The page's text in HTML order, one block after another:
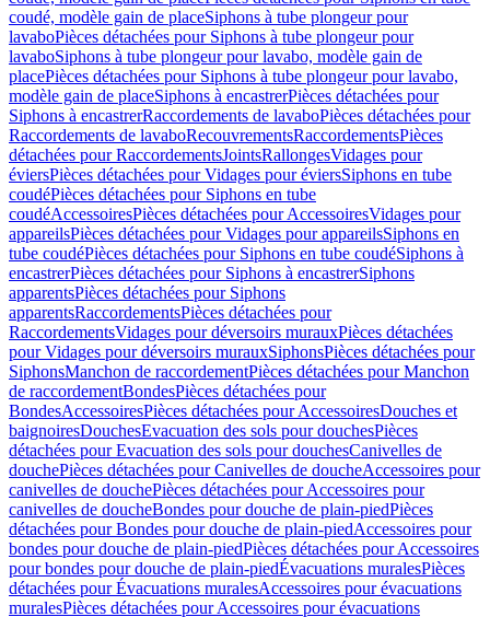
coudé, modèle gain de placeSiphons à tube plongeur pour
lavaboPièces détachées pour Siphons à tube plongeur pour
lavaboSiphons à tube plongeur pour lavabo, modèle gain de
placePièces détachées pour Siphons à tube plongeur pour lavabo,
modèle gain de placeSiphons à encastrerPièces détachées pour
Siphons à encastrerRaccordements de lavaboPièces détachées pour
Raccordements de lavaboRecouvrementsRaccordementsPièces
détachées pour RaccordementsJointsRallongesVidages pour
éviersPièces détachées pour Vidages pour éviersSiphons en tube
coudéPièces détachées pour Siphons en tube
coudéAccessoiresPièces détachées pour AccessoiresVidages pour
appareilsPièces détachées pour Vidages pour appareilsSiphons en
tube coudéPièces détachées pour Siphons en tube coudéSiphons à
encastrerPièces détachées pour Siphons à encastrerSiphons
apparentsPièces détachées pour Siphons
apparentsRaccordementsPièces détachées pour
RaccordementsVidages pour déversoirs murauxPièces détachées
pour Vidages pour déversoirs murauxSiphonsPièces détachées pour
SiphonsManchon de raccordementPièces détachées pour Manchon
de raccordementBondesPièces détachées pour
BondesAccessoiresPièces détachées pour AccessoiresDouches et
baignoiresDouchesEvacuation des sols pour douchesPièces
détachées pour Evacuation des sols pour douchesCanivelles de
douchePièces détachées pour Canivelles de doucheAccessoires pour
canivelles de douchePièces détachées pour Accessoires pour
canivelles de doucheBondes pour douche de plain-piedPièces
détachées pour Bondes pour douche de plain-piedAccessoires pour
bondes pour douche de plain-piedPièces détachées pour Accessoires
pour bondes pour douche de plain-piedÉvacuations muralesPièces
détachées pour Évacuations muralesAccessoires pour évacuations
muralesPièces détachées pour Accessoires pour évacuations